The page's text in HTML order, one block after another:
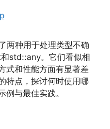
两种用于处理类型不确
std::any。它们看似相
式和性能方面有显著差
特点，探讨何时使用哪
例与最佳实践。